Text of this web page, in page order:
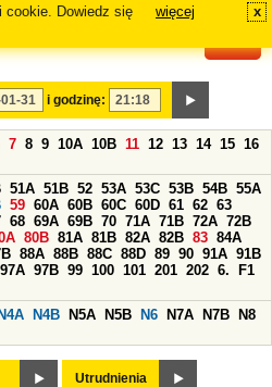
cookie. Dowiedz się
więcej x
i godzinę:
7 8 9 10A 10B 11 12 13 14 15 16
51A 51B 52 53A 53C 53B 54B 55A
59 60A 60B 60C 60D 61 62 63
68 69A 69B 70 71A 71B 72A 72B
80B 81A 81B 82A 82B 83 84A
88A 88B 88C 88D 89 90 91A 91B
97A 97B 99 100 101 201 202 6.
F1
N4A N4B N5A N5B N6 N7A N7B
N8
Utrudnienia